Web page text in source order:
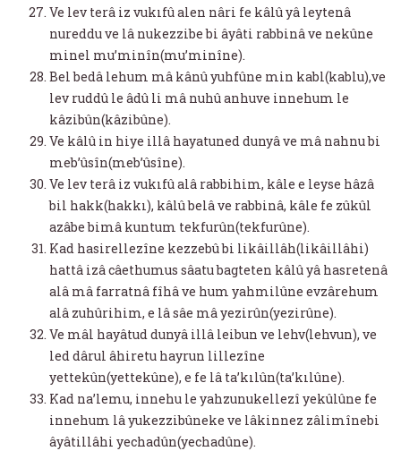
Ve lev terâ iz vukıfû alen nâri fe kâlû yâ leytenâ
nureddu ve lâ nukezzibe bi âyâti rabbinâ ve nekûne
minel mu’minîn(mu’minîne).
Bel bedâ lehum mâ kânû yuhfûne min kabl(kablu),ve
lev ruddû le âdû li mâ nuhû anhuve innehum le
kâzibûn(kâzibûne).
Ve kâlû in hiye illâ hayatuned dunyâ ve mâ nahnu bi
meb’ûsîn(meb’ûsîne).
Ve lev terâ iz vukıfû alâ rabbihim, kâle e leyse hâzâ
bil hakk(hakkı), kâlû belâ ve rabbinâ, kâle fe zûkûl
azâbe bimâ kuntum tekfurûn(tekfurûne).
Kad hasirellezîne kezzebû bi likâillâh(likâillâhi)
hattâ izâ câethumus sâatu bagteten kâlû yâ hasretenâ
alâ mâ farratnâ fîhâ ve hum yahmilûne evzârehum
alâ zuhûrihim, e lâ sâe mâ yezirûn(yezirûne).
Ve mâl hayâtud dunyâ illâ leibun ve lehv(lehvun), ve
led dârul âhiretu hayrun lillezîne
yettekûn(yettekûne), e fe lâ ta’kılûn(ta’kılûne).
Kad na’lemu, innehu le yahzunukellezî yekûlûne fe
innehum lâ yukezzibûneke ve lâkinnez zâlimînebi
âyâtillâhi yechadûn(yechadûne).